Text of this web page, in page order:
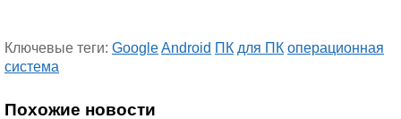
Ключевые теги: GoogleAndroid ПК для ПК операционная
система
Похожие новости